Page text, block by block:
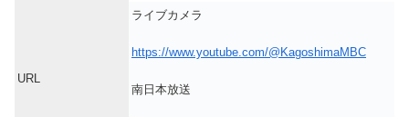
URL
ライブカメラ
https://www.youtube.com/@KagoshimaMBC
南日本放送